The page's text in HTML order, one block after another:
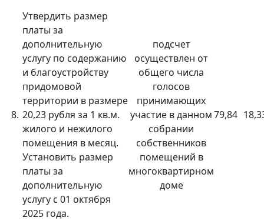
8.
Утвердить размер
платы за
дополнительную
услугу по содержанию
и благоустройству
придомовой
территории в размере
20,23 рубля за 1 кв.м.
жилого и нежилого
помещения в месяц.
Установить размер
платы за
дополнительную
услугу с 01 октября
2025 года.
подсчет
осуществлен от
общего числа
голосов
принимающих
участие в данном
собрании
собственников
помещений в
многоквартирном
доме
79,84